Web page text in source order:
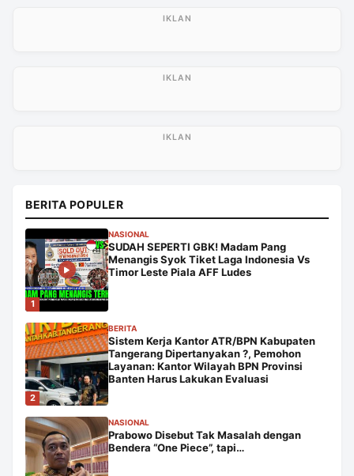
BERITA POPULER
1
NASIONAL
SUDAH SEPERTI GBK! Madam Pang
Menangis Syok Tiket Laga Indonesia Vs
Timor Leste Piala AFF Ludes
2
BERITA
Sistem Kerja Kantor ATR/BPN Kabupaten
Tangerang Dipertanyakan ?, Pemohon
Layanan: Kantor Wilayah BPN Provinsi
Banten Harus Lakukan Evaluasi
NASIONAL
Prabowo Disebut Tak Masalah dengan
Bendera “One Piece”, tapi…